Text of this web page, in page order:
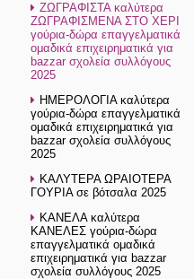
ΖΩΓΡΑΦΙΣΤΑ καλύτερα
ΖΩΓΡΑΦΙΣΜΕΝΑ ΣΤΟ ΧΕΡΙ
γούρια-δώρα επαγγελματικά
ομαδικά επιχειρηματικά για
bazzar σχολεία συλλόγους
2025
ΗΜΕΡΟΛΟΓΙΑ καλύτερα
γούρια-δώρα επαγγελματικά
ομαδικά επιχειρηματικά για
bazzar σχολεία συλλόγους
2025
ΚΑΛΥΤΕΡΑ ΩΡΑΙΟΤΕΡΑ
ΓΟΥΡΙΑ σε βότσαλα 2025
ΚΑΝΕΛΑ καλύτερα
ΚΑΝΕΛΕΣ γούρια-δώρα
επαγγελματικά ομαδικά
επιχειρηματικά για bazzar
σχολεία συλλόγους 2025